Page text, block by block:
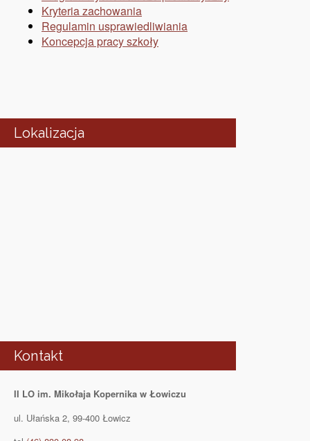
Kryteria zachowania
Regulamin usprawiedliwiania
Koncepcja pracy szkoły
Lokalizacja
Kontakt
II LO im. Mikołaja Kopernika w Łowiczu
ul. Ułańska 2, 99-400 Łowicz